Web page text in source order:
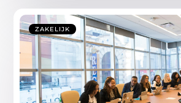
ZAKELIJK